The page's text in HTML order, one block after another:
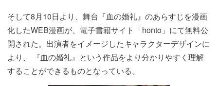
そして8月10日より、舞台『血の婚礼』のあらすじを漫画
化したWEB漫画が、電子書籍サイト「honto」にて無料公
開された。出演者をイメージしたキャラクターデザインに
より、 『血の婚礼』 という作品をより分かりやすく理解
することができるものとなっている。